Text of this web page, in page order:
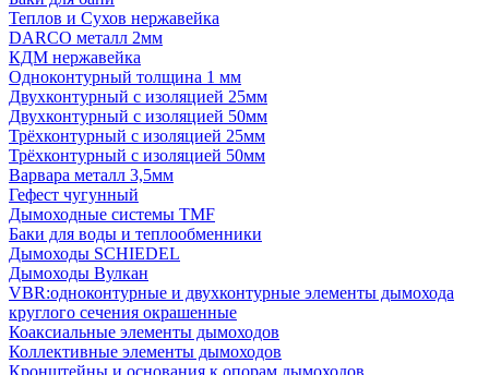
Теплов и Сухов нержавейка
DARCO металл 2мм
КДМ нержавейка
Одноконтурный толщина 1 мм
Двухконтурный с изоляцией 25мм
Двухконтурный с изоляцией 50мм
Трёхконтурный с изоляцией 25мм
Трёхконтурный с изоляцией 50мм
Варвара металл 3,5мм
Гефест чугунный
Дымоходные системы TMF
Баки для воды и теплообменники
Дымоходы SCHIEDEL
Дымоходы Вулкан
VBR:одноконтурные и двухконтурные элементы дымохода
круглого сечения окрашенные
Коаксиальные элементы дымоходов
Коллективные элементы дымоходов
Кронштейны и основания к опорам дымоходов